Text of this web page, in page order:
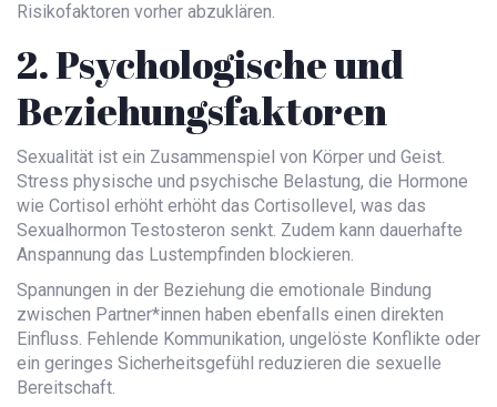
Risikofaktoren vorher abzuklären.
2. Psychologische und
Beziehungsfaktoren
Sexualität ist ein Zusammenspiel von Körper und Geist.
Stress physische und psychische Belastung, die Hormone
wie Cortisol erhöht erhöht das Cortisollevel, was das
Sexualhormon Testosteron senkt. Zudem kann dauerhafte
Anspannung das Lustempfinden blockieren.
Spannungen in der Beziehung die emotionale Bindung
zwischen Partner*innen haben ebenfalls einen direkten
Einfluss. Fehlende Kommunikation, ungelöste Konflikte oder
ein geringes Sicherheitsgefühl reduzieren die sexuelle
Bereitschaft.